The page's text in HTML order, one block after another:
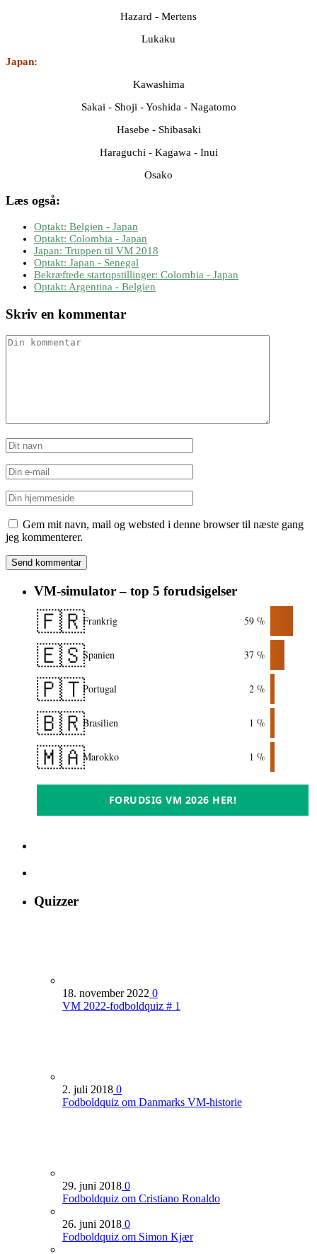
Hazard - Mertens
Lukaku
Japan:
Kawashima
Sakai - Shoji - Yoshida - Nagatomo
Hasebe - Shibasaki
Haraguchi - Kagawa - Inui
Osako
Læs også:
Optakt: Belgien - Japan
Optakt: Colombia - Japan
Japan: Truppen til VM 2018
Optakt: Japan - Senegal
Bekræftede startopstillinger: Colombia - Japan
Optakt: Argentina - Belgien
Skriv en kommentar
Gem mit navn, mail og websted i denne browser til næste gang
jeg kommenterer.
VM-simulator – top 5 forudsigelser
🇫🇷Frankrig 59 %
🇪🇸Spanien 37 %
🇵🇹Portugal 2 %
🇧🇷Brasilien 1 %
🇲🇦Marokko 1 %
FORUDSIG VM 2026 HER!
Quizzer
18. november 2022 0
VM 2022-fodboldquiz # 1
2. juli 2018 0
Fodboldquiz om Danmarks VM-historie
29. juni 2018 0
Fodboldquiz om Cristiano Ronaldo
26. juni 2018 0
Fodboldquiz om Simon Kjær